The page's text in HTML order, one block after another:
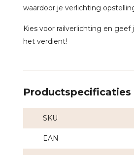
waardoor je verlichting
Kies voor railverlichting en
het verdient!
Productspecificaties
SKU
EAN